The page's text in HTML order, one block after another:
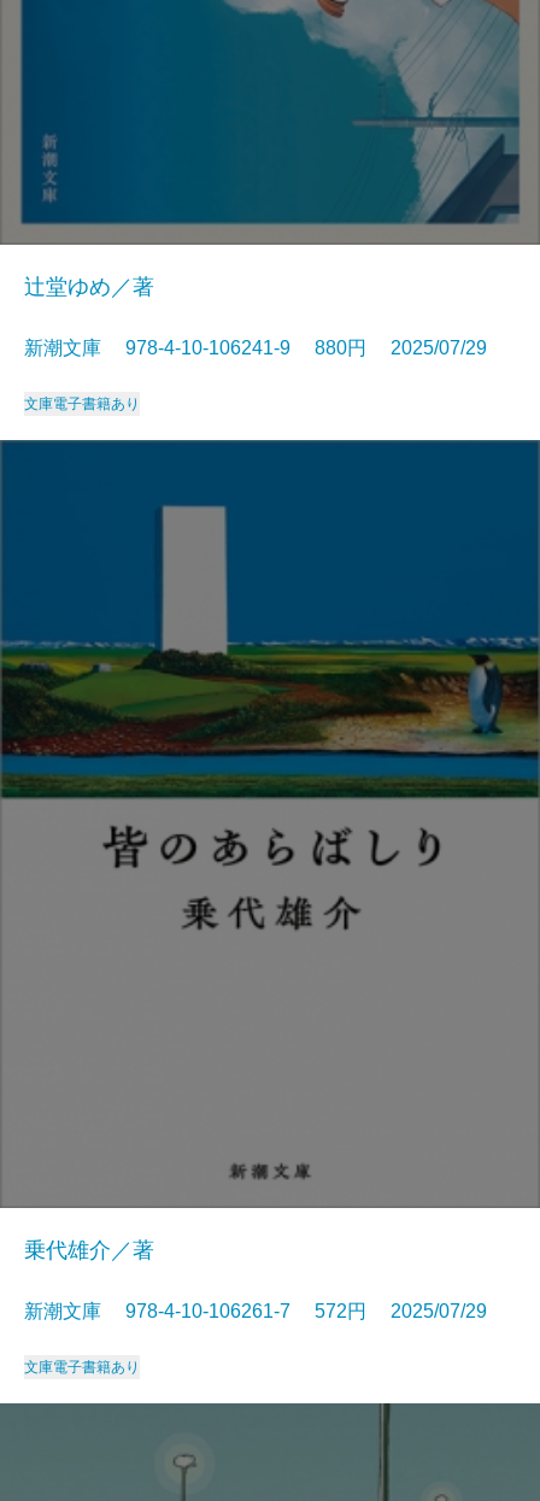
辻堂ゆめ／著
新潮文庫 978-4-10-106241-9 880円 2025/07/29
文庫電子書籍あり
乗代雄介／著
新潮文庫 978-4-10-106261-7 572円 2025/07/29
文庫電子書籍あり